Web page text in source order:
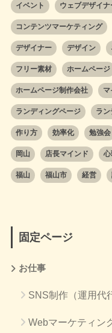
イベント ウェブデザイナ
コンテンツマーケティング
デザイナー デザイン
フリー素材 ホームページ
ホームページ制作会社 マ
ランディングページ ラ
作り方 効率化 勉強会
岡山 店長マインド
福山 福山市 経営
固定ページ
お仕事
SNS制作（運用代
Webマーケティン